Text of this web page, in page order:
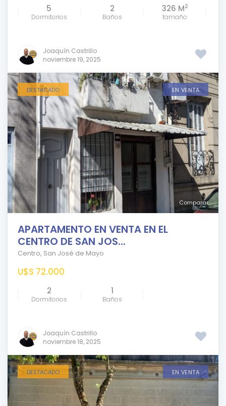
5
Dormitorios
2
Baños
326 M2
tamaño
Joaquín Castrillo
noviembre 19, 2025
Comparar
DESTACADO EN VENTA
APARTAMENTO EN VENTA EN EL
CENTRO DE SAN JOS...
Centro, San José de Mayo
U$S 72.000
2
Dormitorios
1
Baños
Joaquín Castrillo
noviembre 18, 2025
DESTACADO EN VENTA